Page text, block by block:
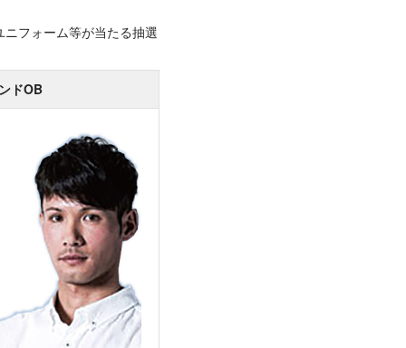
フォーム等が当たる抽選
ドOB